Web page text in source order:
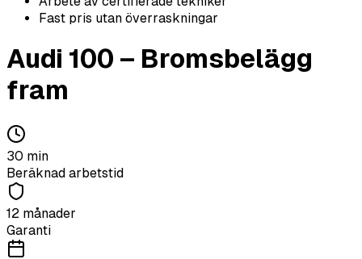
Fast pris utan överraskningar
Audi 100 – Bromsbelägg
fram
30 min
Beräknad arbetstid
12 månader
Garanti